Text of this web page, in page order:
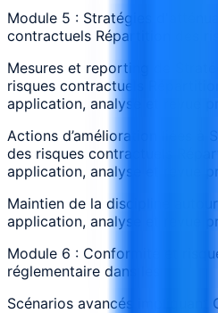
Module 5 : Stratégies
contractuels Répartition des
Mesures et reporting de
risques contractuels
application, analyse et revue
Actions d’amélioration liées à
des risques contractuels
application, analyse et revue
Maintien de la discipline
application, analyse et revue
Module 6 : Conformité et
réglementaire dans les
Scénarios avancés impliquant